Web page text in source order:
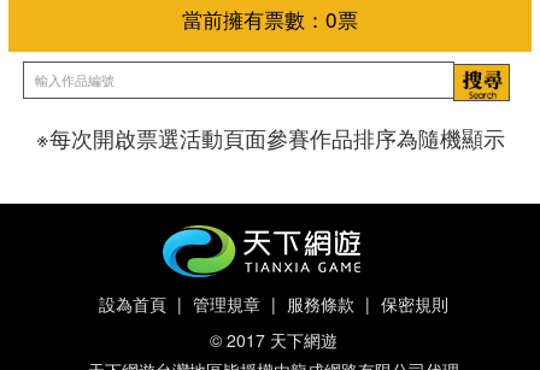
當前擁有票數：
※每次開啟票選活動頁面參賽作品排序為隨機顯示
設為首頁 | 管理規章 | 服務條款 | 保密規則
© 2017 天下網遊